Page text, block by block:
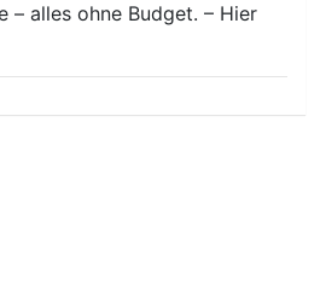
– alles ohne Budget. – Hier